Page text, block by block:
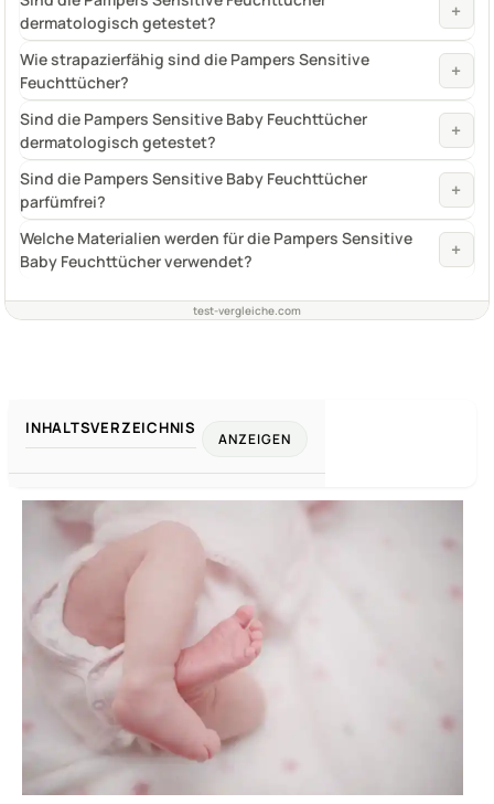
dermatologisch getestet?
+
Wie strapazierfähig sind die Pampers Sensitive
Feuchttücher?
+
Sind die Pampers Sensitive Baby Feuchttücher
dermatologisch getestet?
+
Sind die Pampers Sensitive Baby Feuchttücher
parfümfrei?
+
Welche Materialien werden für die Pampers Sensitive
Baby Feuchttücher verwendet?
+
test-vergleiche.com
INHALTSVERZEICHNIS
ANZEIGEN